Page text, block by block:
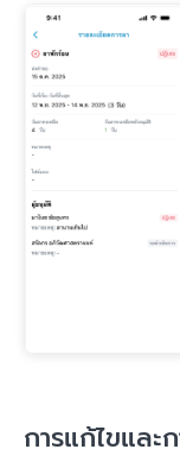
การแก้ไขและ